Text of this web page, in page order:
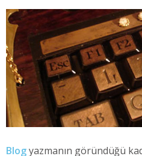
Blogyazmanın göründüğü